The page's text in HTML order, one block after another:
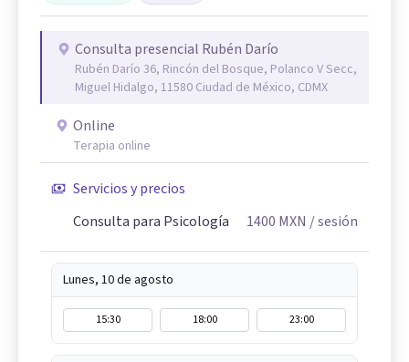
Consulta presencial Rubén Darío
Rubén Darío 36, Rincón del Bosque, Polanco V Secc,
Miguel Hidalgo, 11580 Ciudad de México, CDMX
Online
Terapia online
Servicios y precios
Consulta para Psicología
1400 MXN / sesión
Lunes, 10 de agosto
15:30 18:00 23:00